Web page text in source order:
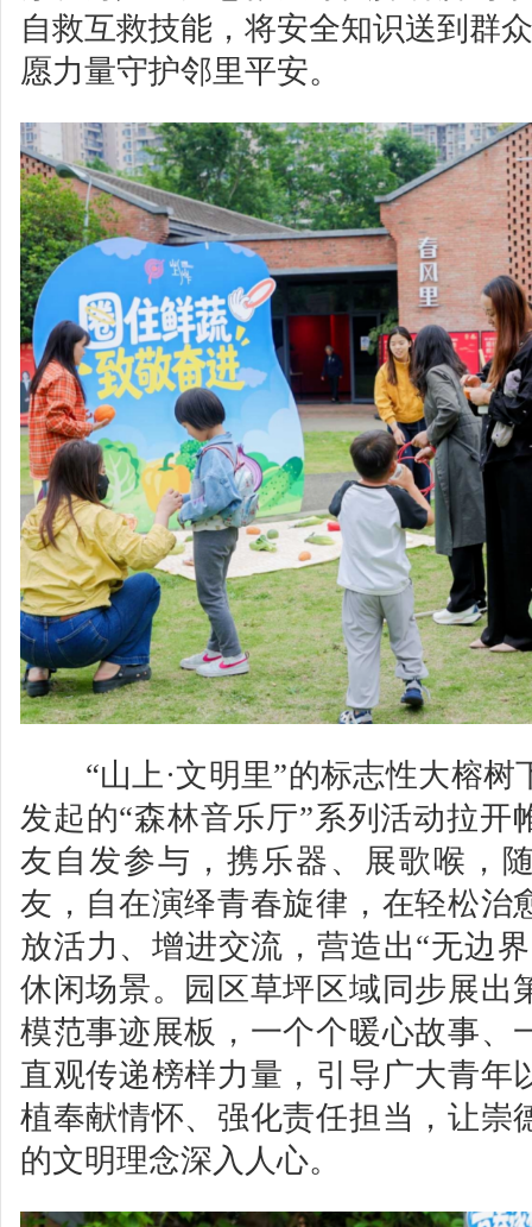
自救互救技能，将安全知识送到群
愿力量守护邻里平安。
“山上·文明里”的标志性大榕树
发起的“森林音乐厅”系列活动拉开
友自发参与，携乐器、展歌喉，
友，自在演绎青春旋律，在轻松治
放活力、增进交流，营造出“无边
休闲场景。园区草坪区域同步展出
模范事迹展板，一个个暖心故事、
直观传递榜样力量，引导广大青年
植奉献情怀、强化责任担当，让崇
的文明理念深入人心。